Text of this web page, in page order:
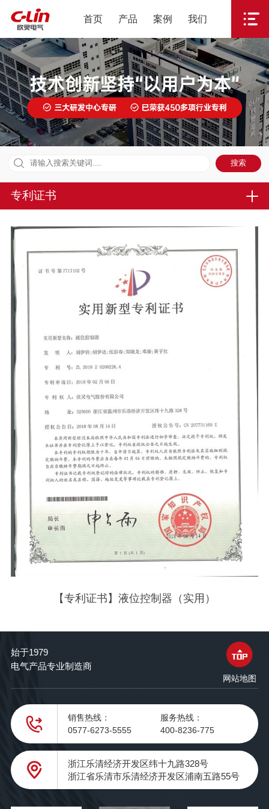
首页 产品 案例 我们
专利证书
【专利证书】液位控制器（实用）
始于1979
电气产品专业制造商
网站地图
销售热线：
0577-6273-5555
服务热线：
400-8236-775
浙江乐清经济开发区纬十九路328号
浙江省乐清市乐清经济开发区浦南五路55号